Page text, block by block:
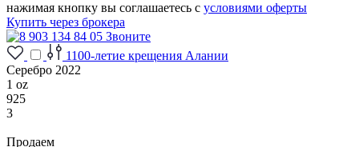
нажимая кнопку вы соглашаетесь с условиями оферты
Купить через брокера
Звоните
1100-летие крещения Алании
Серебро 2022
1 oz
925
3
Продаем